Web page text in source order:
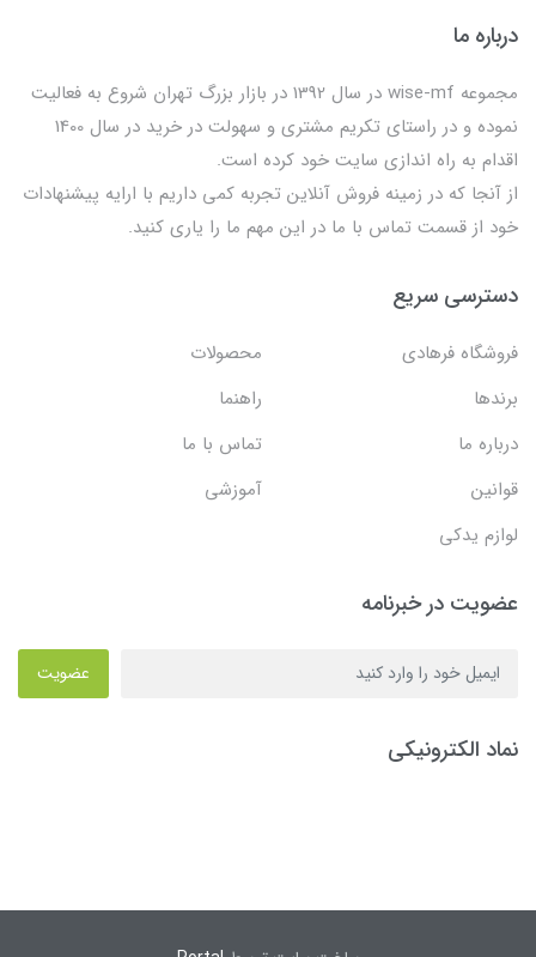
درباره ما
مجموعه wise-mf در سال 1392 در بازار بزرگ تهران شروع به فعالیت
نموده و در راستای تکریم مشتری و سهولت در خرید در سال 1400
اقدام به راه اندازی سایت خود کرده است.
از آنجا که در زمینه فروش آنلاین تجربه کمی داریم با ارایه پیشنهادات
خود از قسمت تماس با ما در این مهم ما را یاری کنید.
دسترسی سریع
فروشگاه فرهادی
محصولات
برندها
راهنما
درباره ما
تماس با ما
قوانین
آموزشی
لوازم یدکی
عضویت در خبرنامه
عضویت
نماد الکترونیکی